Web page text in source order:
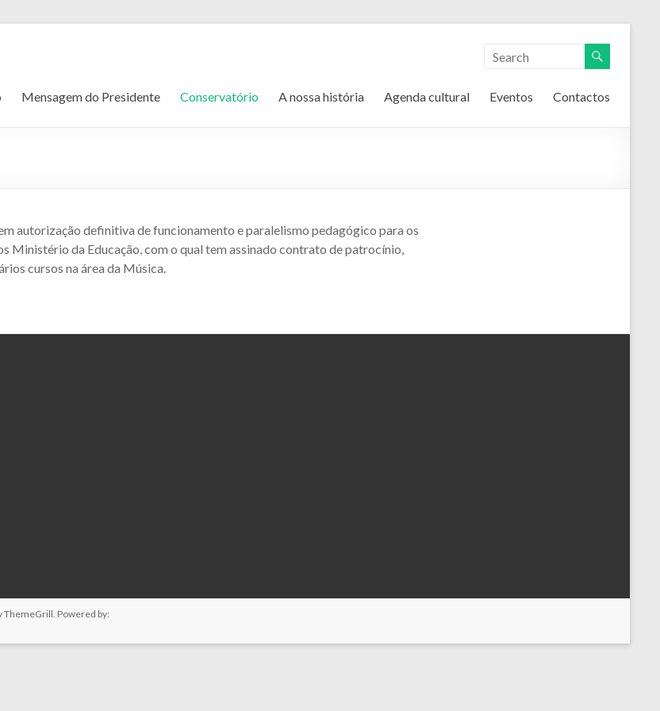
Mensagem do Presidente Conservatório A nossa história Agenda cultural Eventos Contactos
autorização definitiva de funcionamento e paralelismo pedagógico para os
Ministério da Educação, com o qual tem assinado contrato de patrocínio,
cursos na área da Música.
ThemeGrill. Powered by: